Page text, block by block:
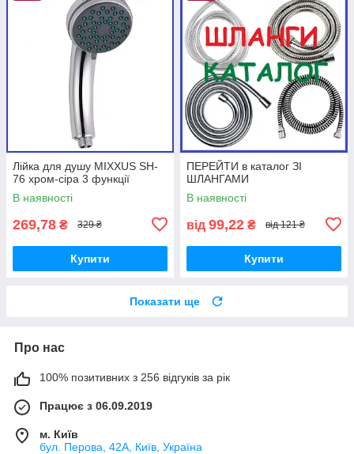
Лійка для душу MIXXUS SH-
76 хром-сіра 3 функції
В наявності
269,78 ₴ 329 ₴
Купити
ПЕРЕЙТИ в каталог ЗІ
ШЛАНГАМИ
В наявності
від 99,22 ₴ від 121 ₴
Купити
Показати ще
Про нас
100% позитивних з 256 відгуків за рік
Працює з 06.09.2019
м. Київ
бул. Перова, 42А, Київ, Україна